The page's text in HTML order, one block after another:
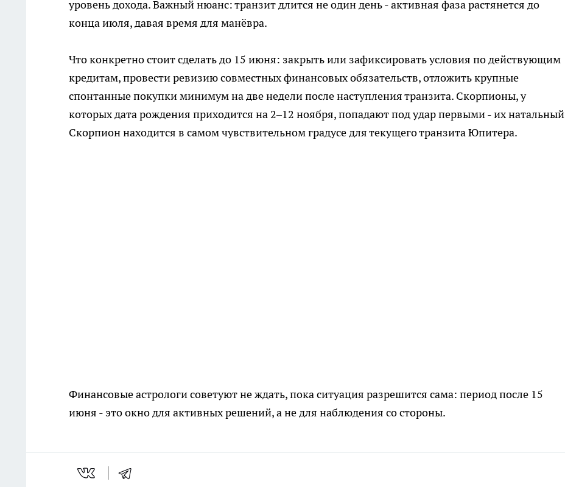
уровень дохода. Важный нюанс: транзит длится не один день - активная фаза растянется до
конца июля, давая время для манёвра.
Что конкретно стоит сделать до 15 июня: закрыть или зафиксировать условия по действующим
кредитам, провести ревизию совместных финансовых обязательств, отложить крупные
спонтанные покупки минимум на две недели после наступления транзита. Скорпионы, у
которых дата рождения приходится на 2–12 ноября, попадают под удар первыми - их натальный
Скорпион находится в самом чувствительном градусе для текущего транзита Юпитера.
Финансовые астрологи советуют не ждать, пока ситуация разрешится сама: период после 15
июня - это окно для активных решений, а не для наблюдения со стороны.